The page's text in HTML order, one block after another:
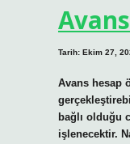
Tarih: Ekim 27,
Avans hesap
bağlı olduğu
işlenecektir.